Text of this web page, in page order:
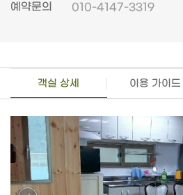
예약문의
010-4147-3319
객실 상세 이용 가이드